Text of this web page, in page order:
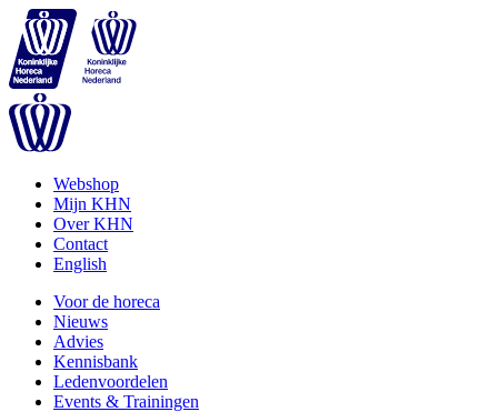
Webshop
Mijn KHN
Over KHN
Contact
English
Voor de horeca
Nieuws
Advies
Kennisbank
Ledenvoordelen
Events & Trainingen